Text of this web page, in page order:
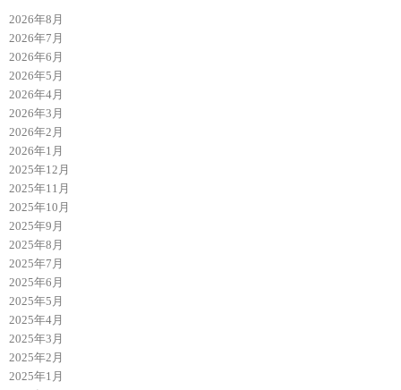
2026年8月
2026年7月
2026年6月
2026年5月
2026年4月
2026年3月
2026年2月
2026年1月
2025年12月
2025年11月
2025年10月
2025年9月
2025年8月
2025年7月
2025年6月
2025年5月
2025年4月
2025年3月
2025年2月
2025年1月